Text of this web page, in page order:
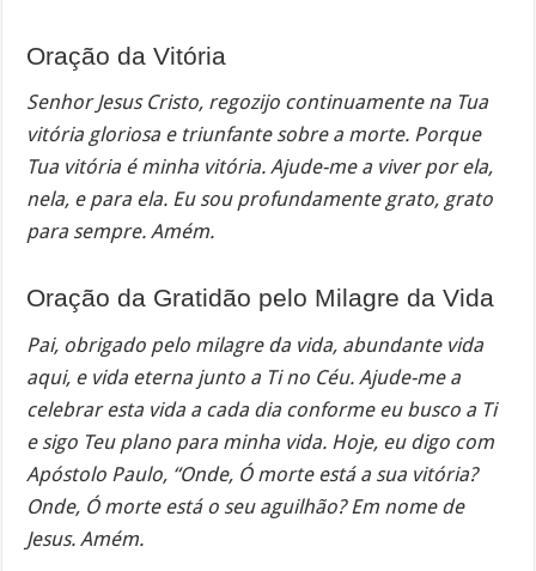
Oração da Vitória
Senhor Jesus Cristo, regozijo continuamente na Tua
vitória gloriosa e triunfante sobre a morte. Porque
Tua vitória é minha vitória. Ajude-me a viver por ela,
nela, e para ela. Eu sou profundamente grato, grato
para sempre. Amém.
Oração da Gratidão pelo Milagre da Vida
Pai, obrigado pelo milagre da vida, abundante vida
aqui, e vida eterna junto a Ti no Céu. Ajude-me a
celebrar esta vida a cada dia conforme eu busco a Ti
e sigo Teu plano para minha vida. Hoje, eu digo com
Apóstolo Paulo, “Onde, Ó morte está a sua vitória?
Onde, Ó morte está o seu aguilhão? Em nome de
Jesus. Amém.